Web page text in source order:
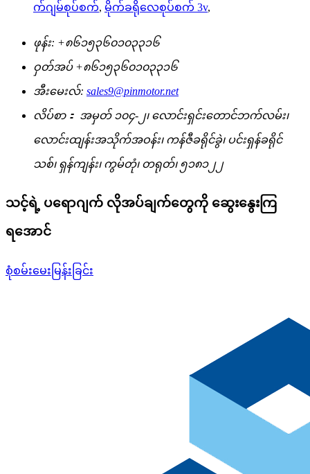
က်ဂျမ်စုပ်စက်, မိုက်ခရိုလေစုပ်စက် 3v,
ဖုန်း: +၈၆၁၅၃၆၀၁၀၃၃၁၆
ဝှတ်အပ် +၈၆၁၅၃၆၀၁၀၃၃၁၆
အီးမေးလ်: sales9@pinmotor.net
လိပ်စာ： အမှတ် ၁၀၄-၂၊ လောင်းရှင်းတောင်ဘက်လမ်း၊
လောင်းထျန်းအသိုက်အဝန်း၊ ကန်ဇီခရိုင်ခွဲ၊ ပင်းရှန်ခရိုင်
သစ်၊ ရှန်ကျန်း၊ ကွမ်တုံ၊ တရုတ်၊ ၅၁၈၁၂၂
သင့်ရဲ့ ပရောဂျက် လိုအပ်ချက်တွေကို ဆွေးနွေးကြ
ရအောင်
စုံစမ်းမေးမြန်းခြင်း